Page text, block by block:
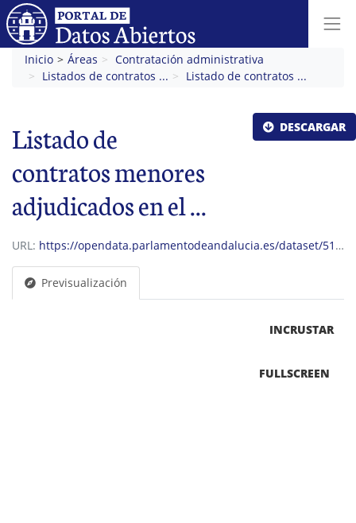
Inicio Áreas
Contratación administrativa
Listados de contratos ...
Listado de contratos ...
DESCARGAR
Listado de
contratos menores
adjudicados en el ...
URL: https://opendata.parlamentodeandalucia.es/dataset/5194cee2-f279-4285-a1f0-59ca95ef98ce/resource/eb110619-5916-4644-aa5c-cc2281081356/download/listado-contratos-menores-segundo-trimestre-2025.ods
Previsualización
INCRUSTAR
FULLSCREEN